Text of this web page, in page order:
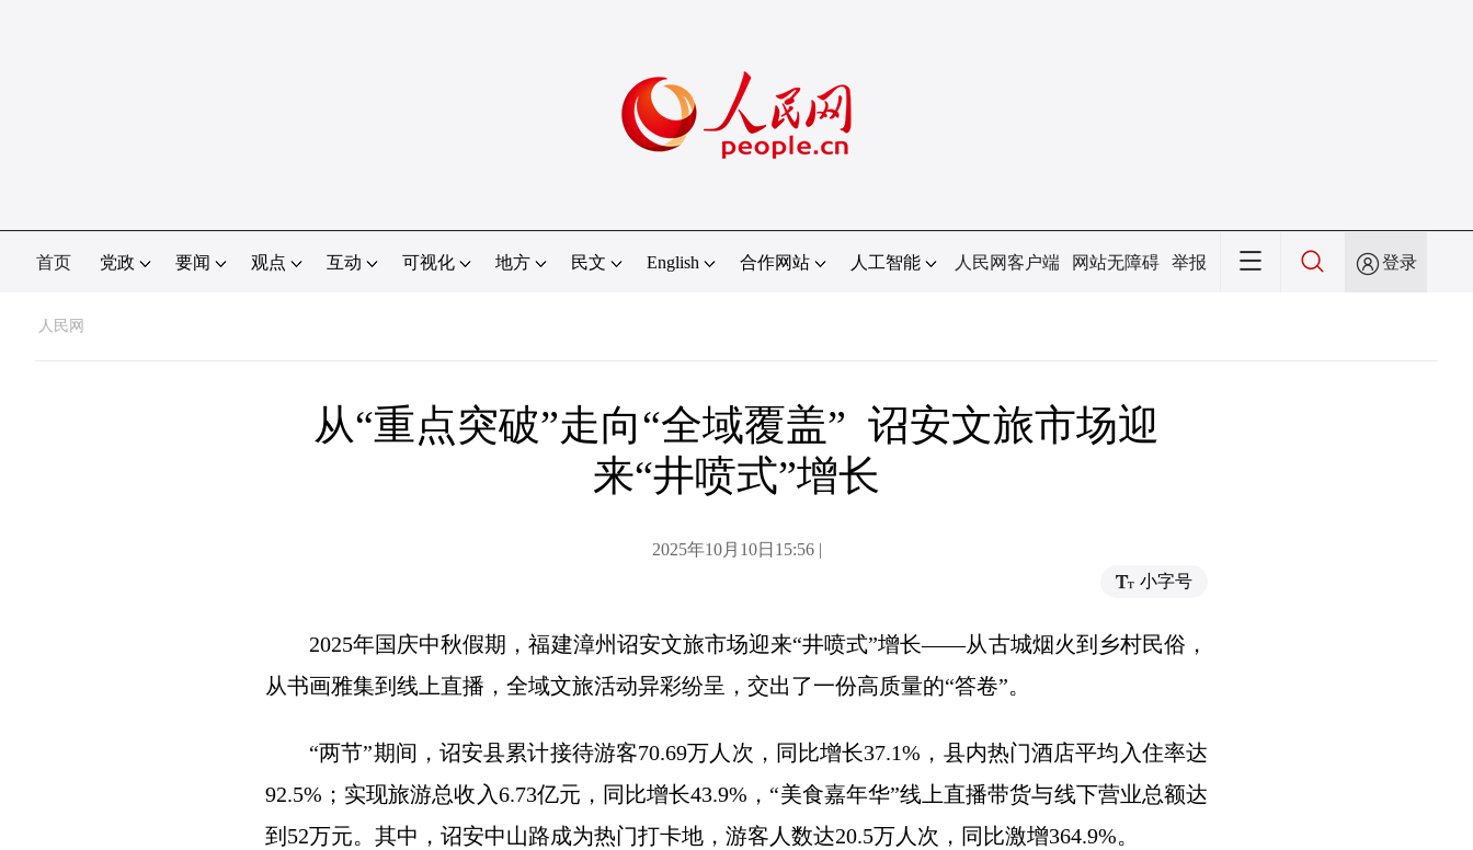
首页 党政 要闻 观点 互动 可视化 地方 民文 English 合作网站 人工智能 人民网客户端 网站无障碍 举报 登录
人民网
从“重点突破”走向“全域覆盖” 诏安文旅市场迎
来“井喷式”增长
2025年10月10日15:56 |
小字号
2025年国庆中秋假期，福建漳州诏安文旅市场迎来“井喷式”增长——从古城烟火到乡村民俗，
从书画雅集到线上直播，全域文旅活动异彩纷呈，交出了一份高质量的“答卷”。
“两节”期间，诏安县累计接待游客70.69万人次，同比增长37.1%，县内热门酒店平均入住率达
92.5%；实现旅游总收入6.73亿元，同比增长43.9%，“美食嘉年华”线上直播带货与线下营业总额达
到52万元。其中，诏安中山路成为热门打卡地，游客人数达20.5万人次，同比激增364.9%。